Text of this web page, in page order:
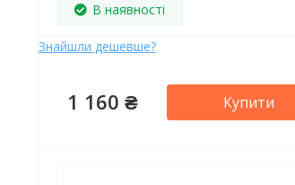
В наявності
Знайшли дешевше?
1 160 ₴ Купити